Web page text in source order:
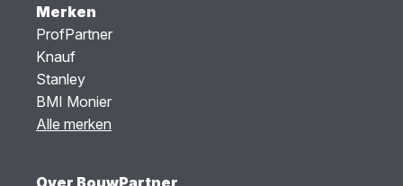
Merken
ProfPartner
Knauf
Stanley
BMI Monier
Alle merken
Over BouwPartner